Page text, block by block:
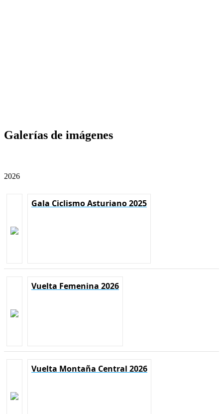
Galerías de imágenes
2026
Gala Ciclismo Asturiano 2025
Vuelta Femenina 2026
Vuelta Montaña Central 2026